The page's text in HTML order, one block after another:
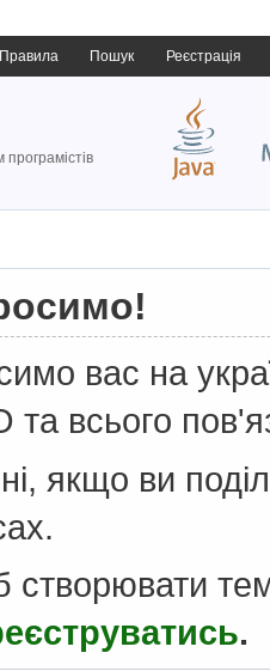
Правила Пошук Реєстрація
вас на
та всього
якщо ви
створювати
.